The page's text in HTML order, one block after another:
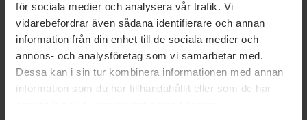
för sociala medier och analysera vår trafik. Vi
vidarebefordrar även sådana identifierare och annan
information från din enhet till de sociala medier och
annons- och analysföretag som vi samarbetar med.
Dessa kan i sin tur kombinera informationen med annan
information som du har tillhandahållit eller som de har
Nyheter
Nyhetskategori